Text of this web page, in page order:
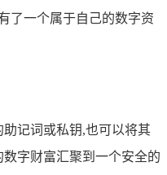
了一个属于自己的数字资
记词或私钥,也可以将其
数字财富汇聚到一个安全的